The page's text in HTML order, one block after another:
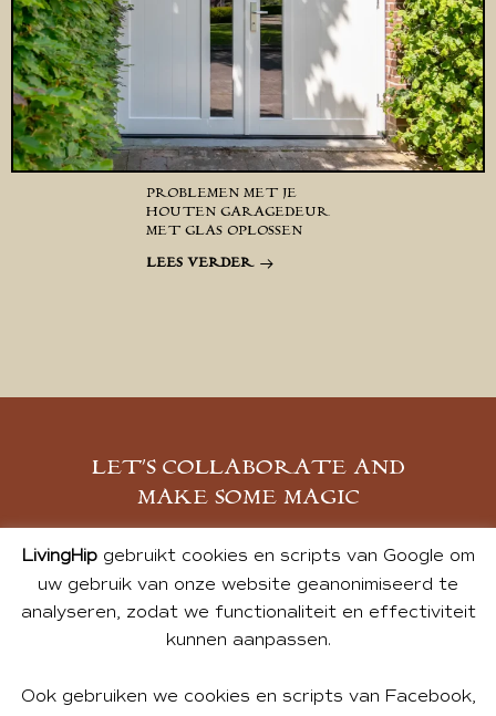
PROBLEMEN MET JE
HOUTEN GARAGEDEUR
MET GLAS OPLOSSEN
LEES VERDER
LET’S COLLABORATE AND
MAKE SOME MAGIC
MELD JE AAN
LivingHipgebruikt cookies en scripts van Google om
uw gebruik van onze website geanonimiseerd te
analyseren, zodat we functionaliteit en effectiviteit
kunnen aanpassen.
Ook gebruiken we cookies en scripts van Facebook,